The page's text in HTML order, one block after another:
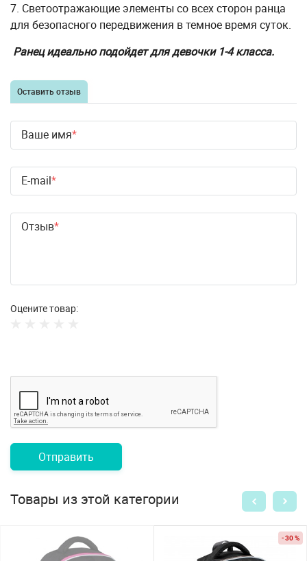
7. Светоотражающие элементы со всех сторон ранца
для безопасного передвижения в темное время суток.
Ранец идеально подойдет для девочки 1-4 класса.
Оставить отзыв
Ваше имя
E-mail
Отзыв
Оцените товар:
Отправить
Товары из этой категории
- 30 %